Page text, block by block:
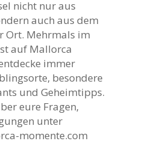
nicht nur aus
auch aus dem
Ort. Mehrmals im
auf Mallorca
immer
besondere
und Geheimtipps.
eure Fragen,
unter
momente.com